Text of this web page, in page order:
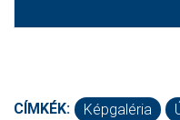
CÍMKÉK: Képgaléria